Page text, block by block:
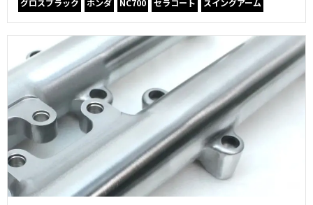
グロスブラック ホンダ NC700 セラコート スイングアーム